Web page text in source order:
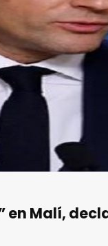
en Malí,